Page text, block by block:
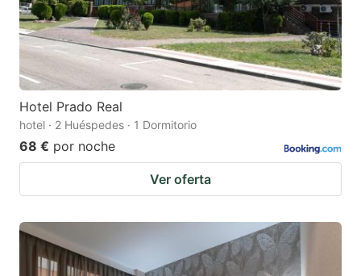
Hotel Prado Real
hotel · 2 Huéspedes · 1 Dormitorio
68 € por noche
Ver oferta